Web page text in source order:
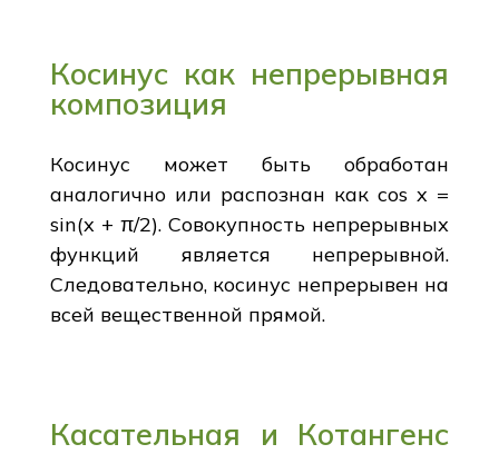
Косинус как непрерывная
композиция
Косинус может быть обработан
аналогично или распознан как cos x =
sin(x + π/2). Совокупность непрерывных
функций является непрерывной.
Следовательно, косинус непрерывен на
всей вещественной прямой.
Касательная и Котангенс